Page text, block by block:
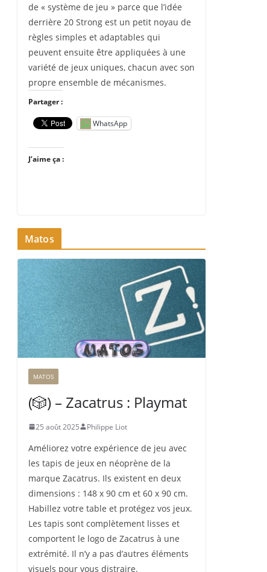
de « système de jeu » parce que l’idée
derrière 20 Strong est un petit noyau de
règles simples et adaptables qui
peuvent ensuite être appliquées à une
variété de jeux uniques, chacun avec son
propre ensemble de mécanismes.
Partager :
WhatsApp
J’aime ça :
Matos
MATOS
(🎲) – Zacatrus : Playmat
25 août 2025 Philippe Liot
Améliorez votre expérience de jeu avec
les tapis de jeux en néoprène de la
marque Zacatrus. Ils existent en deux
dimensions : 148 x 90 cm et 60 x 90 cm.
Habillez votre table et protégez vos jeux.
Les tapis sont complètement lisses et
comportent le logo de Zacatrus à une
extrémité. Il n’y a pas d’autres éléments
visuels pour vous distraire.